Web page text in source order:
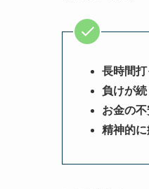
長時間打
負けが続
お金の
精神的